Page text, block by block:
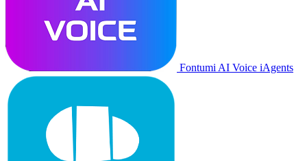
Fontumi AI Voice iAgents